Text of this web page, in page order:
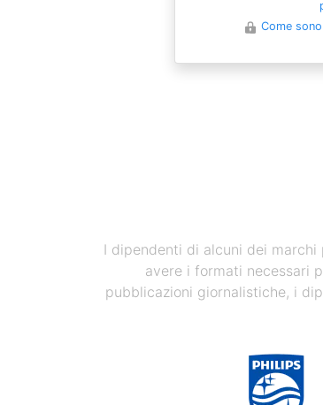
Come
I dipendenti di alcuni dei
avere i formati necessari
pubblicazioni giornalistiche, i